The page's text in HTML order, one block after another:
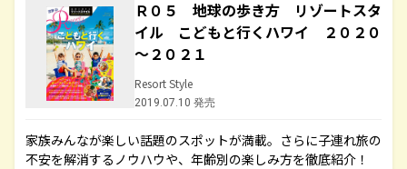
Ｒ０５ 地球の歩き方 リゾートスタ
イル こどもと行くハワイ ２０２０
～２０２１
Resort Style
2019.07.10 発売
家族みんなが楽しい話題のスポットが満載。さらに子連れ旅の
不安を解消するノウハウや、年齢別の楽しみ方を徹底紹介！